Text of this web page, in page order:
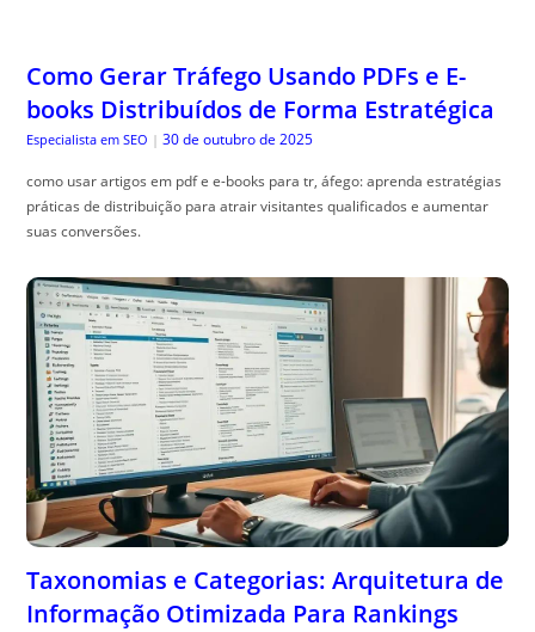
Como Gerar Tráfego Usando PDFs e E-
books Distribuídos de Forma Estratégica
Especialista em SEO | 30 de outubro de 2025
como usar artigos em pdf e e-books para tr, áfego: aprenda estratégias
práticas de distribuição para atrair visitantes qualificados e aumentar
suas conversões.
Taxonomias e Categorias: Arquitetura de
Informação Otimizada Para Rankings